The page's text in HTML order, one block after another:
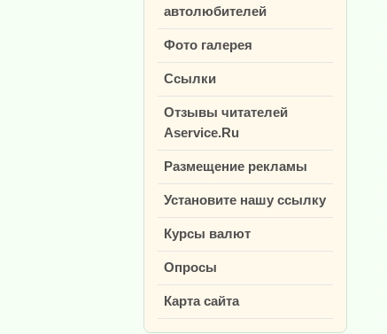
автолюбителей
Фото галерея
Ссылки
Отзывы читателей
Aservice.Ru
Размещение рекламы
Установите нашу ссылку
Курсы валют
Опросы
Карта сайта